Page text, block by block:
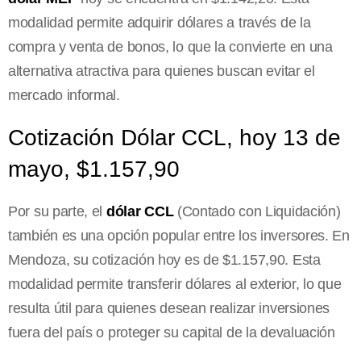
modalidad permite adquirir dólares a través de la
compra y venta de bonos, lo que la convierte en una
alternativa atractiva para quienes buscan evitar el
mercado informal.
Cotización Dólar CCL, hoy 13 de
mayo, $1.157,90
Por su parte, el dólar CCL(Contado con Liquidación)
también es una opción popular entre los inversores. En
Mendoza, su cotización hoy es de $1.157,90. Esta
modalidad permite transferir dólares al exterior, lo que
resulta útil para quienes desean realizar inversiones
fuera del país o proteger su capital de la devaluación